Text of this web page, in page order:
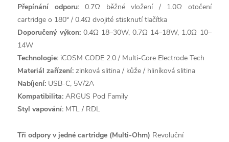
Přepínání odporu:0.7Ω běžné vložení / 1.0Ω otočení
cartridge o 180° / 0.4Ω dvojité stisknutí tlačítka
Doporučený výkon:0.4Ω 18–30W, 0.7Ω 14–18W, 1.0Ω 10–
14W
Technologie: iCOSM CODE 2.0 / Multi-Core Electrode Tech
Materiál zařízení: zinková slitina / kůže / hliníková slitina
Nabíjení: USB-C, 5V/2A
Kompatibilita: ARGUS Pod Family
Styl vapování: MTL / RDL
Tři odpory v jedné cartridge (Multi-Ohm) Revoluční